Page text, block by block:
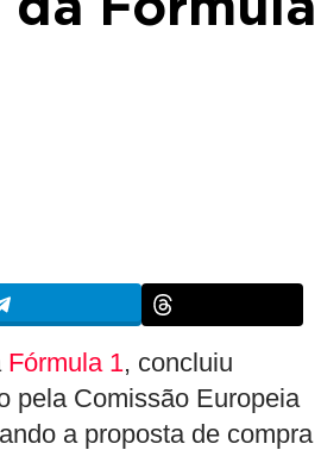
Fórmula 1, concluiu
pela Comissão Europeia
a proposta de compra